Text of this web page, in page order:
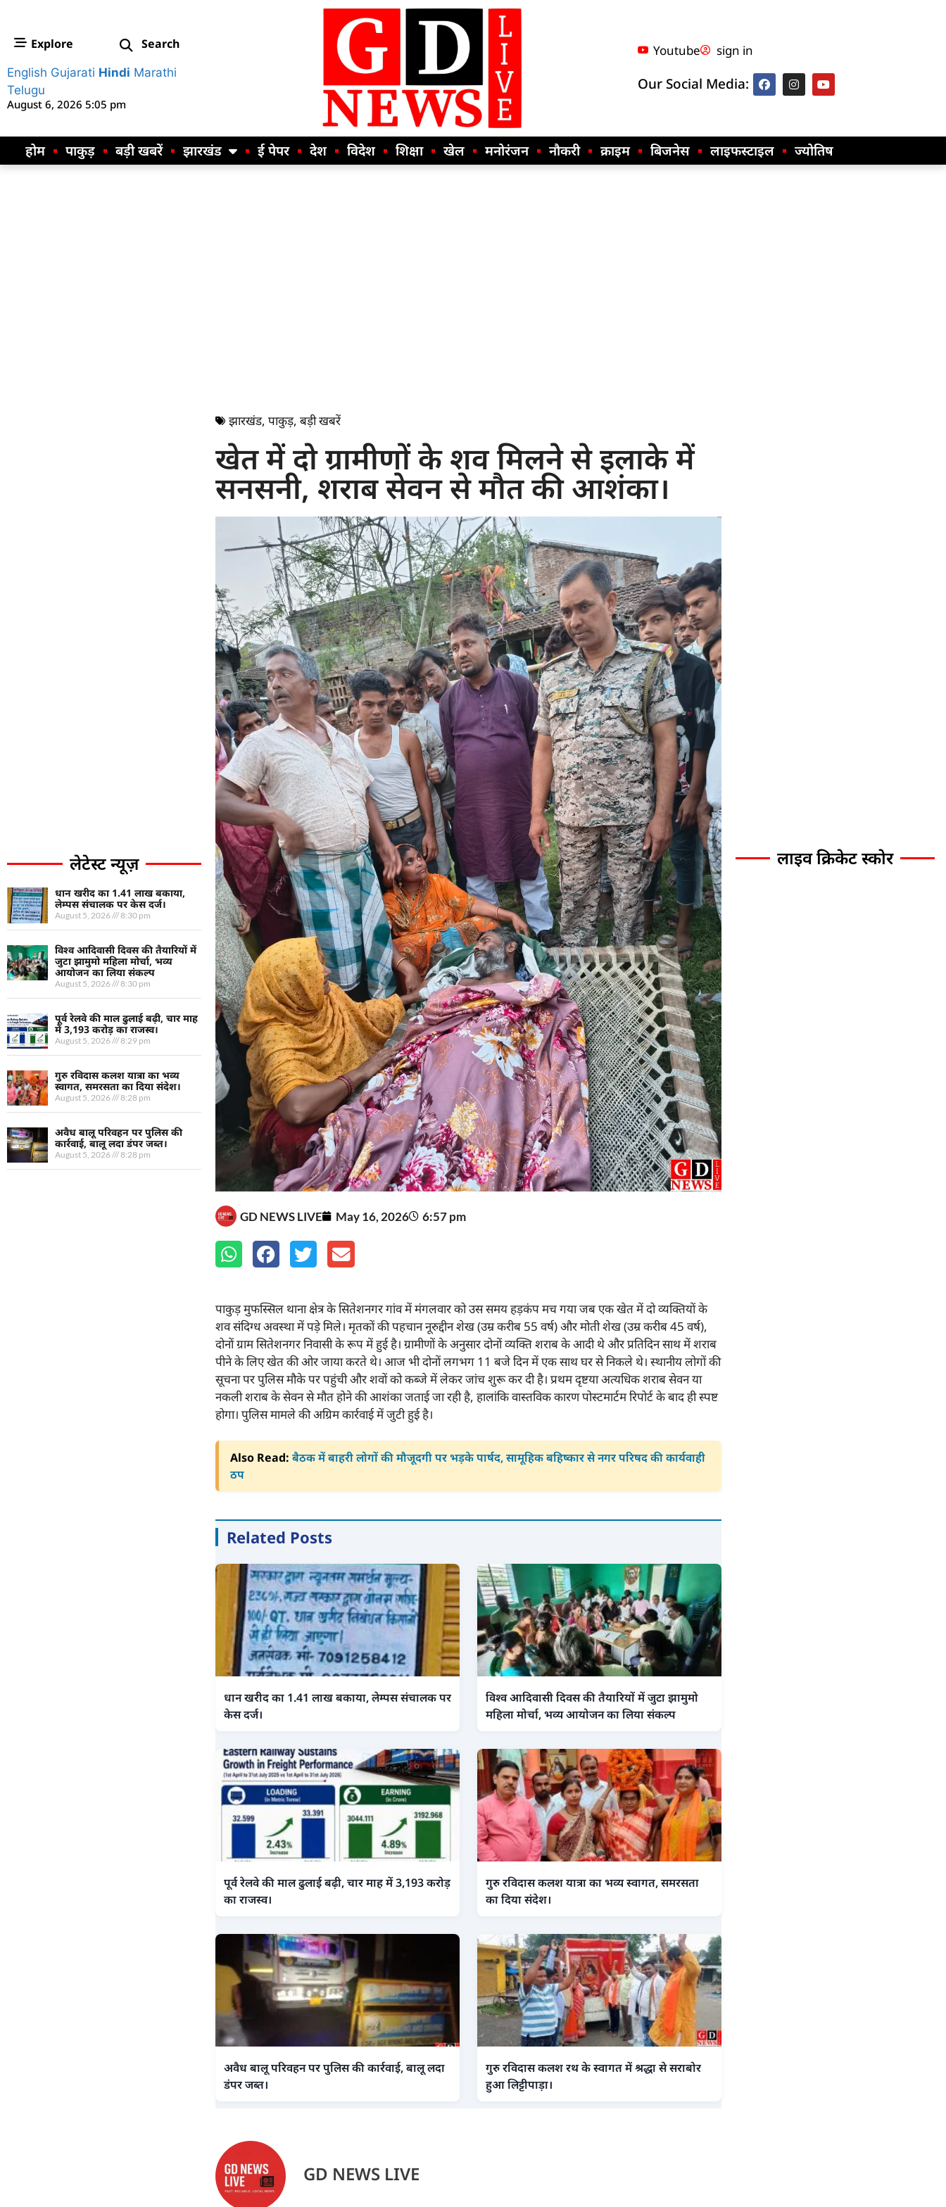
Explore Search
English Gujarati Hindi Marathi
Telugu
August 6, 2026 5:05 pm
Youtube sign in
Our Social Media:
होम पाकुड़ बड़ी खबरें झारखंड ई पेपर देश विदेश शिक्षा खेल मनोरंजन नौकरी क्राइम बिजनेस लाइफस्टाइल ज्योतिष
लेटेस्ट न्यूज़
धान खरीद का 1.41 लाख बकाया,
लेम्पस संचालक पर केस दर्ज।
August 5, 2026 8:30 pm
विश्व आदिवासी दिवस की तैयारियों में
जुटा झामुमो महिला मोर्चा, भव्य
आयोजन का लिया संकल्प
August 5, 2026 8:30 pm
पूर्व रेलवे की माल ढुलाई बढ़ी, चार माह
में 3,193 करोड़ का राजस्व।
August 5, 2026 8:29 pm
गुरु रविदास कलश यात्रा का भव्य
स्वागत, समरसता का दिया संदेश।
August 5, 2026 8:28 pm
अवैध बालू परिवहन पर पुलिस की
कार्रवाई, बालू लदा डंपर जब्त।
August 5, 2026 8:28 pm
झारखंड, पाकुड़, बड़ी खबरें
खेत में दो ग्रामीणों के शव मिलने से इलाके में
सनसनी, शराब सेवन से मौत की आशंका।
GD NEWS LIVE May 16, 2026 6:57 pm
पाकुड़ मुफस्सिल थाना क्षेत्र के सितेशनगर गांव में मंगलवार को उस समय हड़कंप मच गया जब एक खेत में दो व्यक्तियों के
शव संदिग्ध अवस्था में पड़े मिले। मृतकों की पहचान नूरुद्दीन शेख (उम्र करीब 55 वर्ष) और मोती शेख (उम्र करीब 45 वर्ष),
दोनों ग्राम सितेशनगर निवासी के रूप में हुई है। ग्रामीणों के अनुसार दोनों व्यक्ति शराब के आदी थे और प्रतिदिन साथ में शराब
पीने के लिए खेत की ओर जाया करते थे। आज भी दोनों लगभग 11 बजे दिन में एक साथ घर से निकले थे। स्थानीय लोगों की
सूचना पर पुलिस मौके पर पहुंची और शवों को कब्जे में लेकर जांच शुरू कर दी है। प्रथम दृष्टया अत्यधिक शराब सेवन या
नकली शराब के सेवन से मौत होने की आशंका जताई जा रही है, हालांकि वास्तविक कारण पोस्टमार्टम रिपोर्ट के बाद ही स्पष्ट
होगा। पुलिस मामले की अग्रिम कार्रवाई में जुटी हुई है।
Also Read: बैठक में बाहरी लोगों की मौजूदगी पर भड़के पार्षद, सामूहिक बहिष्कार से नगर परिषद की कार्यवाही
ठप
Related Posts
धान खरीद का 1.41 लाख बकाया, लेम्पस संचालक पर
केस दर्ज।
विश्व आदिवासी दिवस की तैयारियों में जुटा झामुमो
महिला मोर्चा, भव्य आयोजन का लिया संकल्प
पूर्व रेलवे की माल ढुलाई बढ़ी, चार माह में 3,193 करोड़
का राजस्व।
गुरु रविदास कलश यात्रा का भव्य स्वागत, समरसता
का दिया संदेश।
अवैध बालू परिवहन पर पुलिस की कार्रवाई, बालू लदा
डंपर जब्त।
गुरु रविदास कलश रथ के स्वागत में श्रद्धा से सराबोर
हुआ लिट्टीपाड़ा।
GD NEWS LIVE
लाइव क्रिकेट स्कोर